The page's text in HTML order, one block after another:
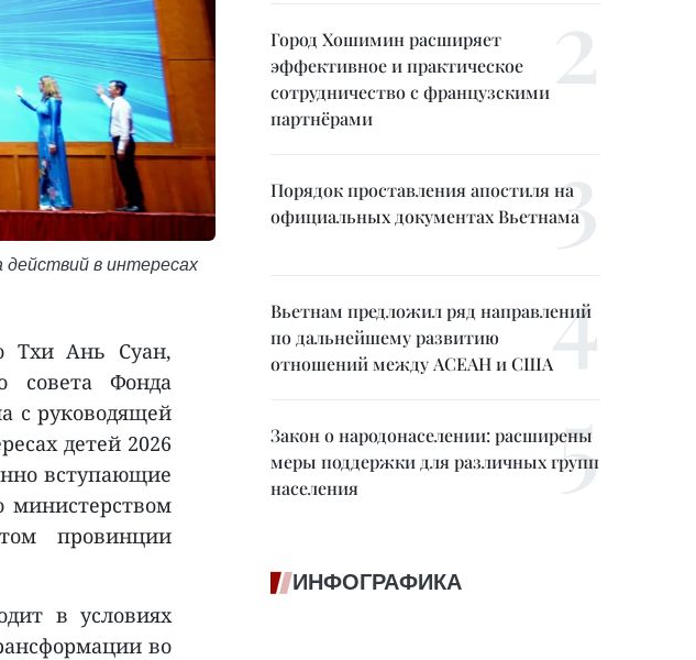
действий в интересах
Тхи Ань Суан,
совета Фонда
с руководящей
детей 2026
вступающие
министерством
провинции
в условиях
во
Город Хошимин расширяет
эффективное и практическое
сотрудничество с французскими
партнёрами
Порядок проставления апостиля на
официальных документах Вьетнама
Вьетнам предложил ряд направлений
по дальнейшему развитию
отношений между АСЕАН и США
Закон о народонаселении: расширены
меры поддержки для различных групп
населения
ИНФОГРАФИКА